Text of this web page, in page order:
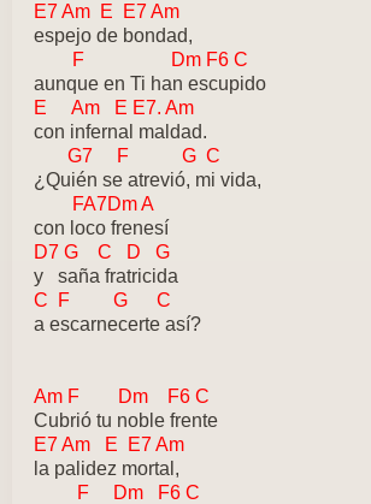
E7 Am E E7 Am
espejo de bondad,
F Dm F6 C
aunque en Ti han escupido
E Am E E7. Am
con infernal maldad.
G7 F G C
¿Quién se atrevió, mi vida,
FA7Dm A
con loco frenesí
D7 G C D G
y saña fratricida
C F G C
a escarnecerte así?
Am F Dm F6 C
Cubrió tu noble frente
E7 Am E E7 Am
la palidez mortal,
F Dm F6 C